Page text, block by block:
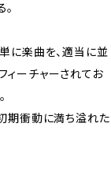
に楽曲を、適当に並
ィーチャーされてお
期衝動に満ち溢れた